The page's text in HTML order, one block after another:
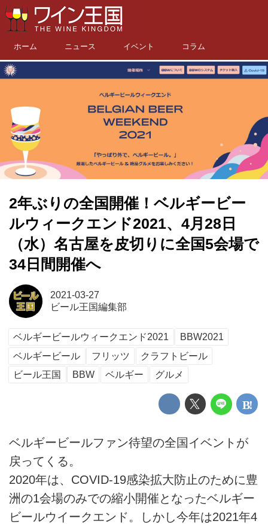
ホーム ニュース イベント コラム
2年ぶりの全国開催！ベルギービー
ルウィークエンド2021、4月28日
（水）名古屋を皮切りに全国5会場で
34日間開催へ
2021-03-27
ビール王国編集部
ベルギービールウィークエンド2021
BBW2021
ベルギービール
フリッツ
クラフトビール
ビール王国
BBW ベルギー グルメ
ベルギービールファン待望の全国イベントが
戻ってくる。
2020年は、COVID-19感染拡大防止のために豊
洲の1会場のみでの縮小開催となったベルギー
ビールウイークエンド。しかし今年は2021年4